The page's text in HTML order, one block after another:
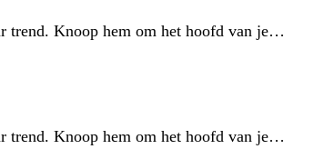
trend. Knoop hem om het hoofd van je…
trend. Knoop hem om het hoofd van je…